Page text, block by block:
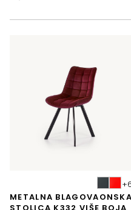
METALNA BLAGOVAONSKA